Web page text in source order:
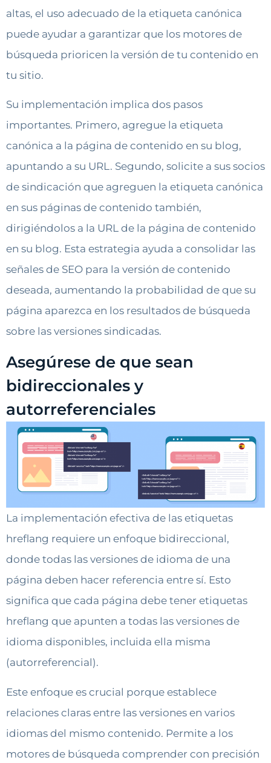
altas, el uso adecuado de la etiqueta canónica
puede ayudar a garantizar que los motores de
búsqueda prioricen la versión de tu contenido en
tu sitio.
Su implementación implica dos pasos
importantes. Primero, agregue la etiqueta
canónica a la página de contenido en su blog,
apuntando a su URL. Segundo, solicite a sus socios
de sindicación que agreguen la etiqueta canónica
en sus páginas de contenido también,
dirigiéndolos a la URL de la página de contenido
en su blog. Esta estrategia ayuda a consolidar las
señales de SEO para la versión de contenido
deseada, aumentando la probabilidad de que su
página aparezca en los resultados de búsqueda
sobre las versiones sindicadas.
Asegúrese de que sean
bidireccionales y
autorreferenciales
La implementación efectiva de las etiquetas
hreflang requiere un enfoque bidireccional,
donde todas las versiones de idioma de una
página deben hacer referencia entre sí. Esto
significa que cada página debe tener etiquetas
hreflang que apunten a todas las versiones de
idioma disponibles, incluida ella misma
(autorreferencial).
Este enfoque es crucial porque establece
relaciones claras entre las versiones en varios
idiomas del mismo contenido. Permite a los
motores de búsqueda comprender con precisión